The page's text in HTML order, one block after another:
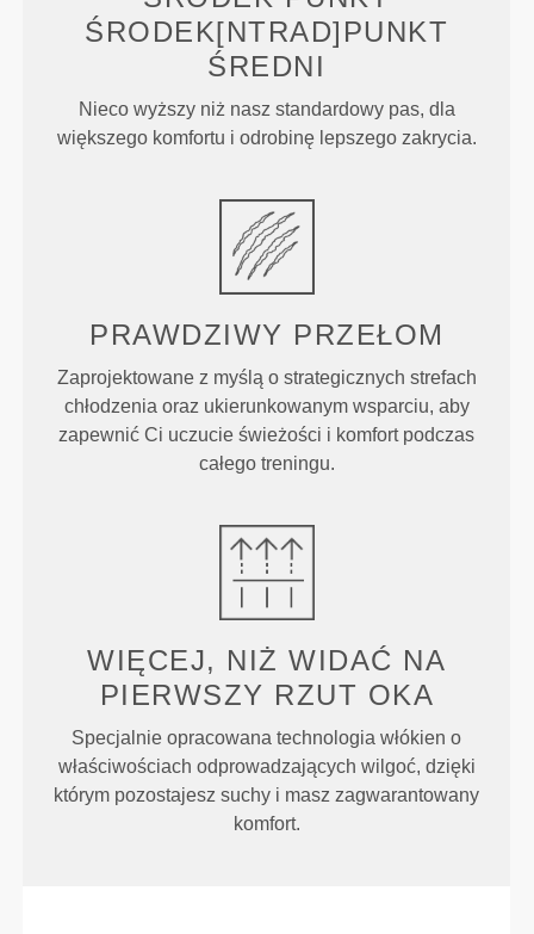
ŚRODEK[NTRAD]PUNKT
ŚREDNI
Nieco wyższy niż nasz standardowy pas, dla
większego komfortu i odrobinę lepszego zakrycia.
PRAWDZIWY PRZEŁOM
Zaprojektowane z myślą o strategicznych strefach
chłodzenia oraz ukierunkowanym wsparciu, aby
zapewnić Ci uczucie świeżości i komfort podczas
całego treningu.
WIĘCEJ, NIŻ WIDAĆ NA
PIERWSZY RZUT OKA
Specjalnie opracowana technologia włókien o
właściwościach odprowadzających wilgoć, dzięki
którym pozostajesz suchy i masz zagwarantowany
komfort.